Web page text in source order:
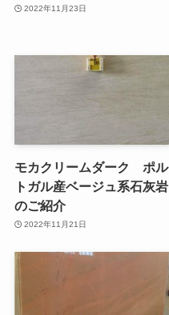
2022年11月23日
モカクリームダーク ポル
トガル産ベージュ系石灰岩
のご紹介
2022年11月21日